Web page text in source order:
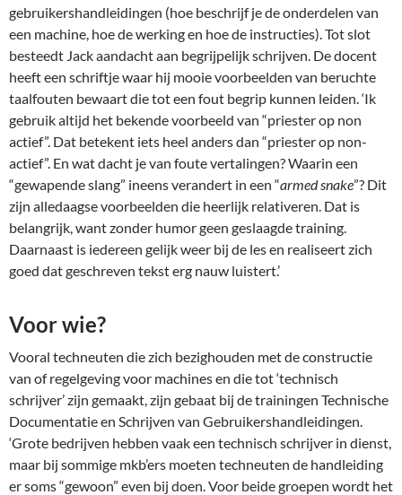
gebruikershandleidingen (hoe beschrijf je de onderdelen van
een machine, hoe de werking en hoe de instructies). Tot slot
besteedt Jack aandacht aan begrijpelijk schrijven. De docent
heeft een schriftje waar hij mooie voorbeelden van beruchte
taalfouten bewaart die tot een fout begrip kunnen leiden. ‘Ik
gebruik altijd het bekende voorbeeld van “priester op non
actief”. Dat betekent iets heel anders dan “priester op non-
actief”. En wat dacht je van foute vertalingen? Waarin een
“gewapende slang” ineens verandert in een “armed snake”? Dit
zijn alledaagse voorbeelden die heerlijk relativeren. Dat is
belangrijk, want zonder humor geen geslaagde training.
Daarnaast is iedereen gelijk weer bij de les en realiseert zich
goed dat geschreven tekst erg nauw luistert.’
Voor wie?
Vooral techneuten die zich bezighouden met de constructie
van of regelgeving voor machines en die tot ‘technisch
schrijver’ zijn gemaakt, zijn gebaat bij de trainingen Technische
Documentatie en Schrijven van Gebruikershandleidingen.
‘Grote bedrijven hebben vaak een technisch schrijver in dienst,
maar bij sommige mkb’ers moeten techneuten de handleiding
er soms “gewoon” even bij doen. Voor beide groepen wordt het